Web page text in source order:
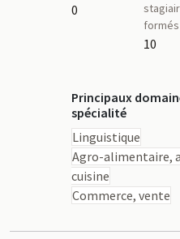
0
formés
10
Principaux
spécialité
Linguistique
Agro-alimentaire,
cuisine
Commerce, vente